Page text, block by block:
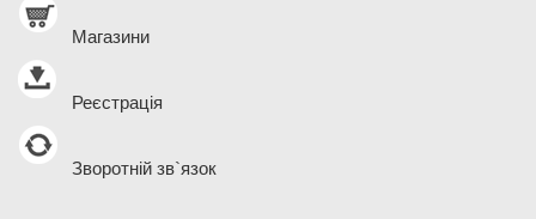
Магазини
Реєстрація
Зворотній зв`язок